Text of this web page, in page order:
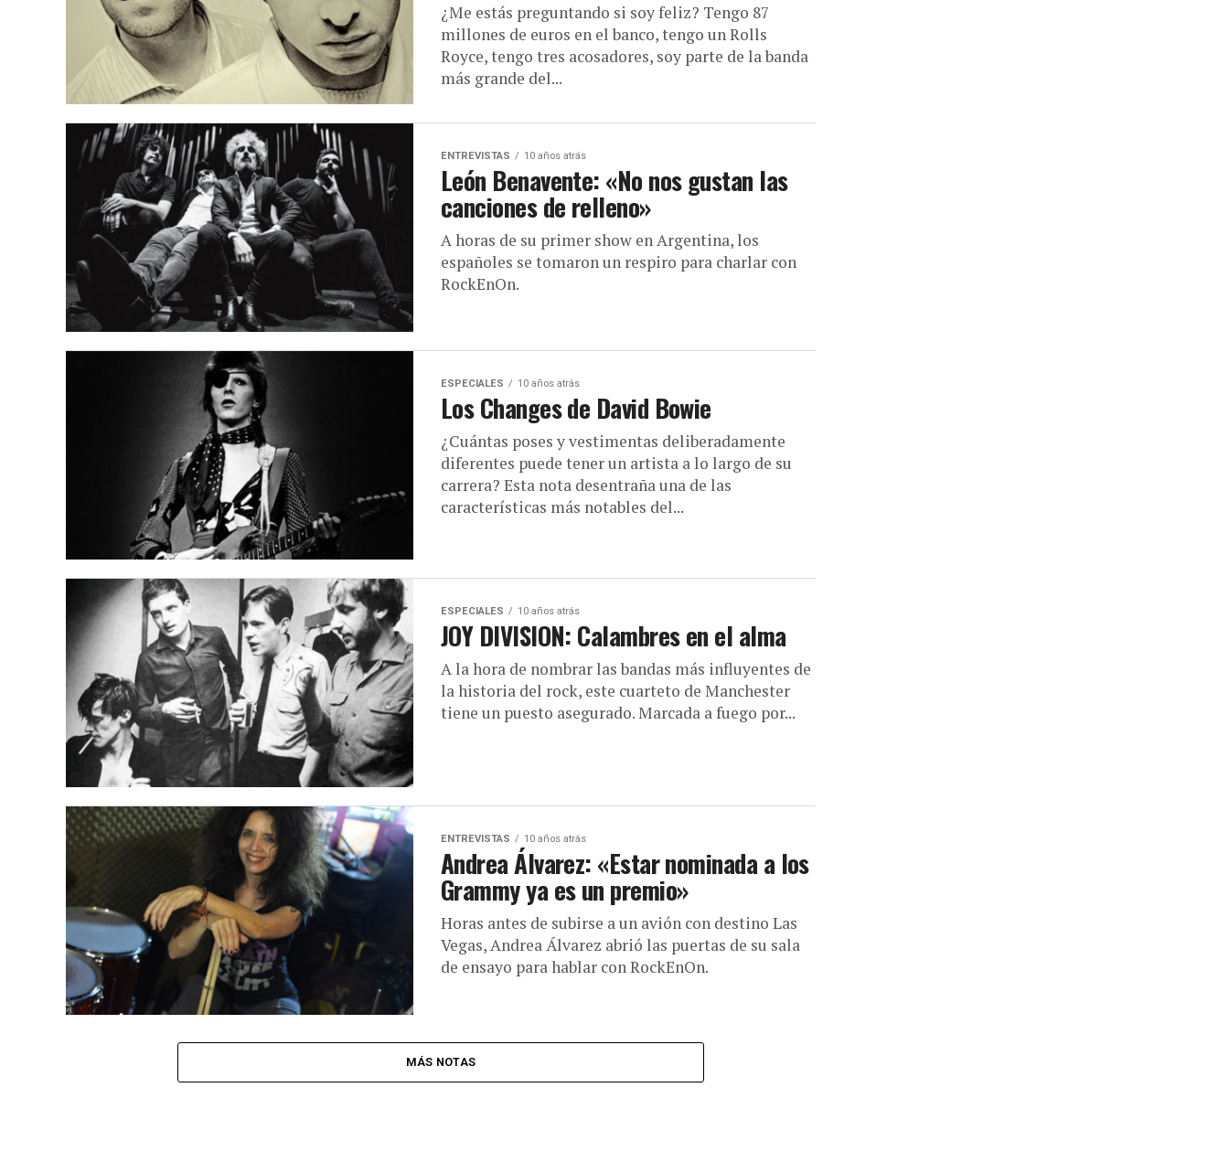
¿Me estás preguntando si soy feliz? Tengo 87
millones de euros en el banco, tengo un Rolls
Royce, tengo tres acosadores, soy parte de la banda
más grande del...
ENTREVISTAS 10 años atrás
León Benavente: «No nos gustan las
canciones de relleno»
A horas de su primer show en Argentina, los
españoles se tomaron un respiro para charlar con
RockEnOn.
ESPECIALES 10 años atrás
Los Changes de David Bowie
¿Cuántas poses y vestimentas deliberadamente
diferentes puede tener un artista a lo largo de su
carrera? Esta nota desentraña una de las
características más notables del...
ESPECIALES 10 años atrás
JOY DIVISION: Calambres en el alma
A la hora de nombrar las bandas más influyentes de
la historia del rock, este cuarteto de Manchester
tiene un puesto asegurado. Marcada a fuego por...
ENTREVISTAS 10 años atrás
Andrea Álvarez: «Estar nominada a los
Grammy ya es un premio»
Horas antes de subirse a un avión con destino Las
Vegas, Andrea Álvarez abrió las puertas de su sala
de ensayo para hablar con RockEnOn.
MÁS NOTAS